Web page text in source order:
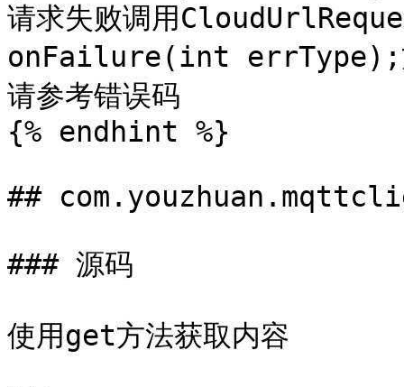
请求失败调用
onFailure(int errType);方
请参考错误码
{% endhint %}
##
### 源码
使用get方法获取内容